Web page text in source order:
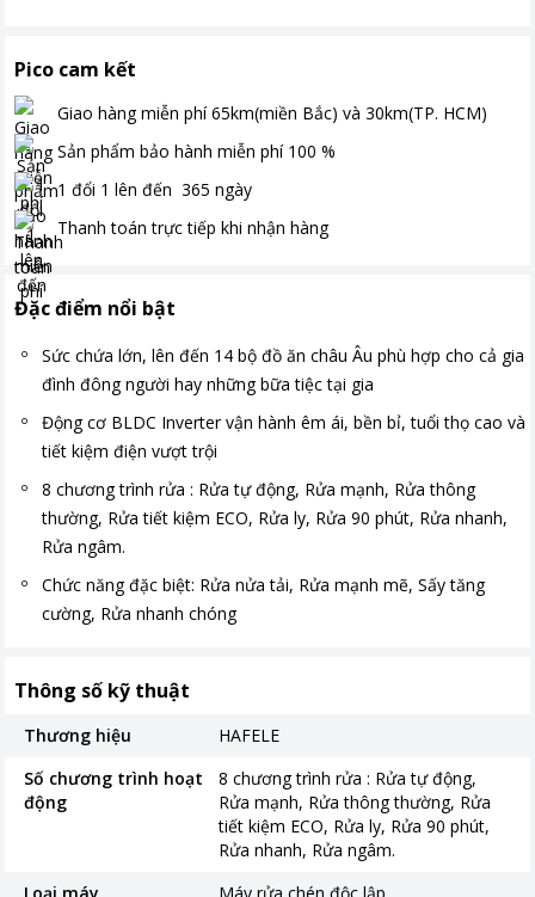
Pico cam kết
Giao hàng miễn phí 65km(miền Bắc) và 30km(TP. HCM)
Sản phẩm bảo hành miễn phí 100 %
1 đổi 1 lên đến 365 ngày
Thanh toán trực tiếp khi nhận hàng
Đặc điểm nổi bật
Sức chứa lớn, lên đến 14 bộ đồ ăn châu Âu phù hợp cho cả gia
đình đông người hay những bữa tiệc tại gia
Động cơ BLDC Inverter vận hành êm ái, bền bỉ, tuổi thọ cao và
tiết kiệm điện vượt trội
8 chương trình rửa : Rửa tự động, Rửa mạnh, Rửa thông
thường, Rửa tiết kiệm ECO, Rửa ly, Rửa 90 phút, Rửa nhanh,
Rửa ngâm.
Chức năng đặc biệt: Rửa nửa tải, Rửa mạnh mẽ, Sấy tăng
cường, Rửa nhanh chóng
Thông số kỹ thuật
Thương hiệu
HAFELE
Số chương trình hoạt
động
8 chương trình rửa : Rửa tự động,
Rửa mạnh, Rửa thông thường, Rửa
tiết kiệm ECO, Rửa ly, Rửa 90 phút,
Rửa nhanh, Rửa ngâm.